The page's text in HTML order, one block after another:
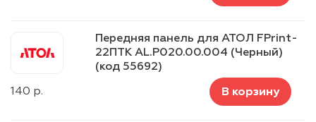
Передняя панель для АТОЛ FPrint-
22ПТK AL.P020.00.004 (Черный)
(код 55692)
140 р. В корзину